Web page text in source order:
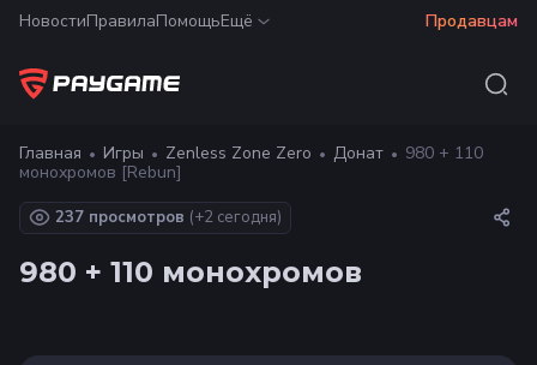
НовостиПравилаПомощьЕщё Продавцам
Главная Игры Zenless Zone Zero Донат
980 + 110
монохромов [Rebun]
237 просмотров (+2 сегодня)
980 + 110 монохромов